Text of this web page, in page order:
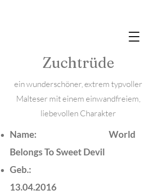
Zuchtrüde
ein wunderschöner, extrem typvoller
Malteser mit einem einwandfreiem,
liebevollen Charakter
Name: World
Belongs To Sweet Devil
Geb.:
13.04.2016